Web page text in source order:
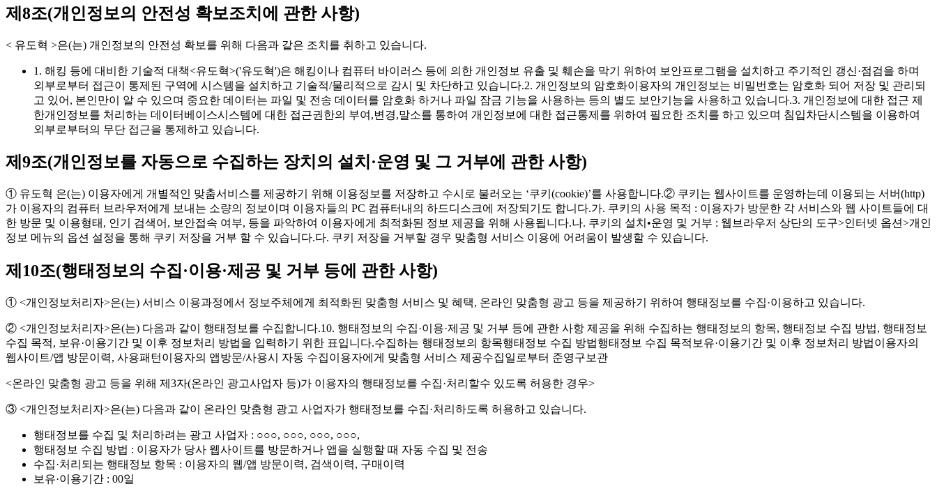
제8조(개인정보의 안전성 확보조치에 관한 사항)
< 유도혁 >은(는) 개인정보의 안전성 확보를 위해 다음과 같은 조치를 취하고 있습니다.
1. 해킹 등에 대비한 기술적 대책<유도혁>('유도혁')은 해킹이나 컴퓨터 바이러스 등에 의한 개인정보 유출 및 훼손을 막기 위하여 보안프로그램을 설치하고 주기적인 갱신·점검을 하며
외부로부터 접근이 통제된 구역에 시스템을 설치하고 기술적/물리적으로 감시 및 차단하고 있습니다.2. 개인정보의 암호화이용자의 개인정보는 비밀번호는 암호화 되어 저장 및 관리되
고 있어, 본인만이 알 수 있으며 중요한 데이터는 파일 및 전송 데이터를 암호화 하거나 파일 잠금 기능을 사용하는 등의 별도 보안기능을 사용하고 있습니다.3. 개인정보에 대한 접근 제
한개인정보를 처리하는 데이터베이스시스템에 대한 접근권한의 부여,변경,말소를 통하여 개인정보에 대한 접근통제를 위하여 필요한 조치를 하고 있으며 침입차단시스템을 이용하여
외부로부터의 무단 접근을 통제하고 있습니다.
제9조(개인정보를 자동으로 수집하는 장치의 설치·운영 및 그 거부에 관한 사항)
① 유도혁 은(는) 이용자에게 개별적인 맞춤서비스를 제공하기 위해 이용정보를 저장하고 수시로 불러오는 ‘쿠키(cookie)’를 사용합니다.② 쿠키는 웹사이트를 운영하는데 이용되는 서버(http)
가 이용자의 컴퓨터 브라우저에게 보내는 소량의 정보이며 이용자들의 PC 컴퓨터내의 하드디스크에 저장되기도 합니다.가. 쿠키의 사용 목적 : 이용자가 방문한 각 서비스와 웹 사이트들에 대
한 방문 및 이용형태, 인기 검색어, 보안접속 여부, 등을 파악하여 이용자에게 최적화된 정보 제공을 위해 사용됩니다.나. 쿠키의 설치•운영 및 거부 : 웹브라우저 상단의 도구>인터넷 옵션>개인
정보 메뉴의 옵션 설정을 통해 쿠키 저장을 거부 할 수 있습니다.다. 쿠키 저장을 거부할 경우 맞춤형 서비스 이용에 어려움이 발생할 수 있습니다.
제10조(행태정보의 수집·이용·제공 및 거부 등에 관한 사항)
① <개인정보처리자>은(는) 서비스 이용과정에서 정보주체에게 최적화된 맞춤형 서비스 및 혜택, 온라인 맞춤형 광고 등을 제공하기 위하여 행태정보를 수집·이용하고 있습니다.
② <개인정보처리자>은(는) 다음과 같이 행태정보를 수집합니다.10. 행태정보의 수집·이용·제공 및 거부 등에 관한 사항 제공을 위해 수집하는 행태정보의 항목, 행태정보 수집 방법, 행태정보
수집 목적, 보유·이용기간 및 이후 정보처리 방법을 입력하기 위한 표입니다.수집하는 행태정보의 항목행태정보 수집 방법행태정보 수집 목적보유·이용기간 및 이후 정보처리 방법이용자의
웹사이트/앱 방문이력, 사용패턴이용자의 앱방문/사용시 자동 수집이용자에게 맞춤형 서비스 제공수집일로부터 준영구보관
<온라인 맞춤형 광고 등을 위해 제3자(온라인 광고사업자 등)가 이용자의 행태정보를 수집·처리할수 있도록 허용한 경우>
③ <개인정보처리자>은(는) 다음과 같이 온라인 맞춤형 광고 사업자가 행태정보를 수집·처리하도록 허용하고 있습니다.
행태정보를 수집 및 처리하려는 광고 사업자 : ○○○, ○○○, ○○○, ○○○,
행태정보 수집 방법 : 이용자가 당사 웹사이트를 방문하거나 앱을 실행할 때 자동 수집 및 전송
수집·처리되는 행태정보 항목 : 이용자의 웹/앱 방문이력, 검색이력, 구매이력
보유·이용기간 : 00일